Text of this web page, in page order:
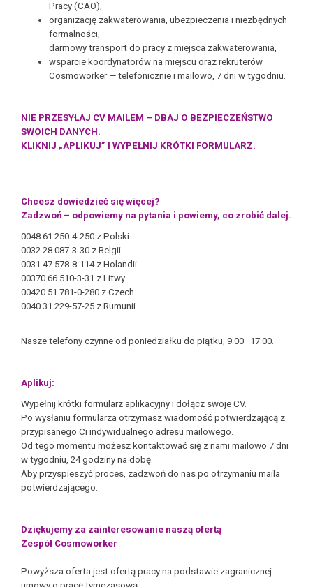
Pracy (CAO),
organizację zakwaterowania, ubezpieczenia i niezbędnych
formalności,
darmowy transport do pracy z miejsca zakwaterowania,
wsparcie koordynatorów na miejscu oraz rekruterów
Cosmoworker — telefonicznie i mailowo, 7 dni w tygodniu.
NIE PRZESYŁAJ CV MAILEM – DBAJ O BEZPIECZEŃSTWO
SWOICH DANYCH.
KLIKNIJ „APLIKUJ” I WYPEŁNIJ KRÓTKI FORMULARZ.
------------------------------------------------
Chcesz dowiedzieć się więcej?
Zadzwoń – odpowiemy na pytania i powiemy, co zrobić dalej.
0048 61 250-4-250 z Polski
0032 28 087-3-30 z Belgii
0031 47 578-8-114 z Holandii
00370 66 510-3-31 z Litwy
00420 51 781-0-280 z Czech
0040 31 229-57-25 z Rumunii
Nasze telefony czynne od poniedziałku do piątku, 9:00–17:00.
Aplikuj:
Wypełnij krótki formularz aplikacyjny i dołącz swoje CV.
Po wysłaniu formularza otrzymasz wiadomość potwierdzającą z
przypisanego Ci indywidualnego adresu mailowego.
Od tego momentu możesz kontaktować się z nami mailowo 7 dni
w tygodniu, 24 godziny na dobę.
Aby przyspieszyć proces, zadzwoń do nas po otrzymaniu maila
potwierdzającego.
Dziękujemy za zainteresowanie naszą ofertą
Zespół Cosmoworker
Powyższa oferta jest ofertą pracy na podstawie zagranicznej